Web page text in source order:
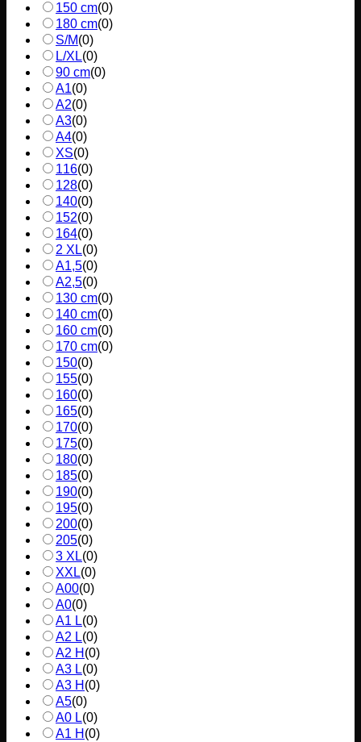
150 cm(0)
180 cm(0)
S/M(0)
L/XL(0)
90 cm(0)
A1(0)
A2(0)
A3(0)
A4(0)
XS(0)
116(0)
128(0)
140(0)
152(0)
164(0)
2 XL(0)
A1,5(0)
A2,5(0)
130 cm(0)
140 cm(0)
160 cm(0)
170 cm(0)
150(0)
155(0)
160(0)
165(0)
170(0)
175(0)
180(0)
185(0)
190(0)
195(0)
200(0)
205(0)
3 XL(0)
XXL(0)
A00(0)
A0(0)
A1 L(0)
A2 L(0)
A2 H (0)
A3 L(0)
A3 H (0)
A5(0)
A0 L(0)
A1 H (0)